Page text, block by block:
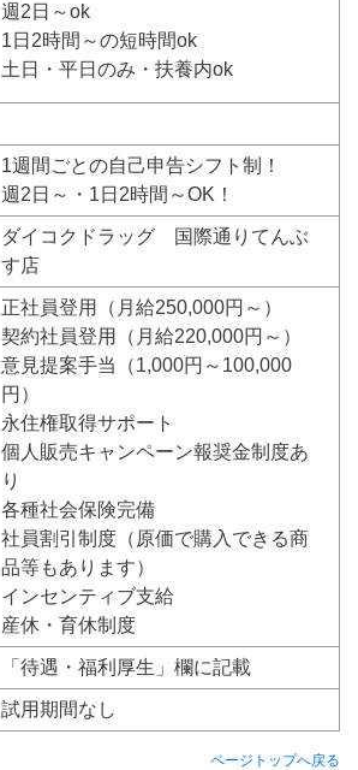
週2日～ok
1日2時間～の短時間ok
土日・平日のみ・扶養内ok
1週間ごとの自己申告シフト制！
週2日～・1日2時間～OK！
ダイコクドラッグ 国際通りてんぶ
す店
正社員登用（月給250,000円～）
契約社員登用（月給220,000円～）
意見提案手当（1,000円～100,000
円）
永住権取得サポート
個人販売キャンペーン報奨金制度あ
り
各種社会保険完備
社員割引制度（原価で購入できる商
品等もあります）
インセンティブ支給
産休・育休制度
「待遇・福利厚生」欄に記載
試用期間なし
ページトップへ戻る